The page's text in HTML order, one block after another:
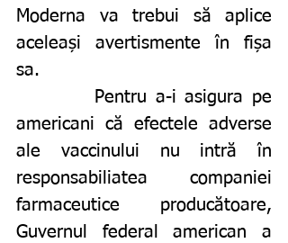
Moderna va trebui să aplice
aceleași avertismente în fișa
sa.
americani că efectele adverse
ale vaccinului nu intră în
responsabiliatea companiei
farmaceutice producătoare,
Guvernul federal american a